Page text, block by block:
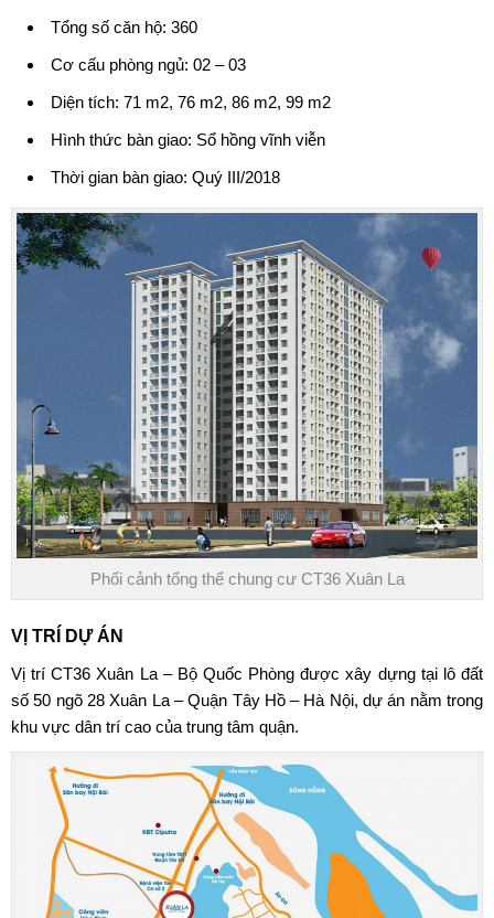
Tổng số căn hộ: 360
Cơ cấu phòng ngủ: 02 – 03
Diện tích: 71 m2, 76 m2, 86 m2, 99 m2
Hình thức bàn giao: Sổ hồng vĩnh viễn
Thời gian bàn giao: Quý III/2018
Phối cảnh tổng thể chung cư CT36 Xuân La
VỊ TRÍ DỰ ÁN
Vị tríCT36 Xuân La – Bộ Quốc Phòng được xây dựng tại lô đất
số 50 ngõ 28 Xuân La – Quận Tây Hồ – Hà Nội, dự án nằm trong
khu vực dân trí cao của trung tâm quận.